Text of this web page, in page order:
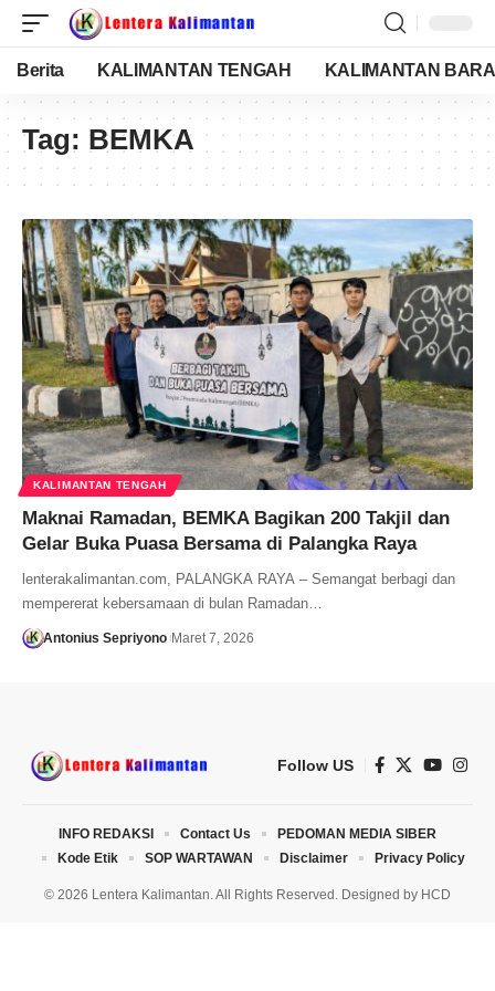
Berita KALIMANTAN TENGAH KALIMANTAN
Tag: BEMKA
KALIMANTAN TENGAH
Maknai Ramadan, BEMKA Bagikan 200 Takjil dan
Gelar Buka Puasa Bersama di Palangka Raya
lenterakalimantan.com, PALANGKA RAYA – Semangat berbagi dan
mempererat kebersamaan di bulan Ramadan…
Antonius Sepriyono Maret 7, 2026
Follow US
© 2026 Lentera Kalimantan. All Rights Reserved. Designed by HCD
INFO REDAKSI Contact Us
PEDOMAN MEDIA SIBER
Kode Etik
SOP WARTAWAN Disclaimer Privacy Policy